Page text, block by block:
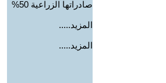
صادراتها الزراعية 50%
المزيد.....
المزيد.....